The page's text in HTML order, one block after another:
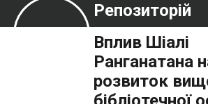
Репозиторій
Вплив Шіалі
Ранганатана
розвиток